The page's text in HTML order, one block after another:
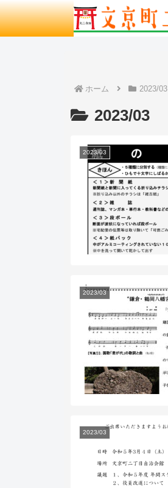
ホーム 2023/03
2023/03
2023/03
2023/03
2023/03